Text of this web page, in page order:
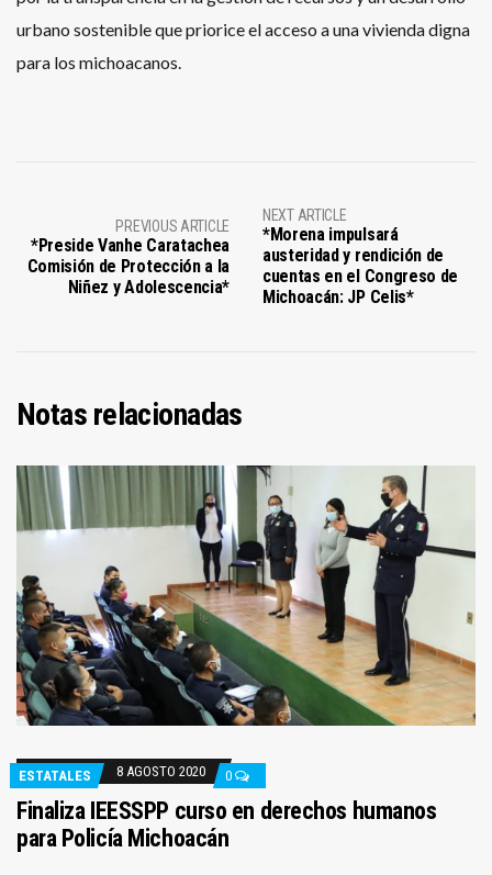
urbano sostenible que priorice el acceso a una vivienda digna
para los michoacanos.
PREVIOUS ARTICLE
*Preside Vanhe Caratachea
Comisión de Protección a la
Niñez y Adolescencia*
NEXT ARTICLE
*Morena impulsará
austeridad y rendición de
cuentas en el Congreso de
Michoacán: JP Celis*
Notas relacionadas
ESTATALES 8 AGOSTO 2020 0
Finaliza IEESSPP curso en derechos humanos
para Policía Michoacán